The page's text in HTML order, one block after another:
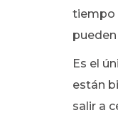
tiempo
Es el
están
salir a